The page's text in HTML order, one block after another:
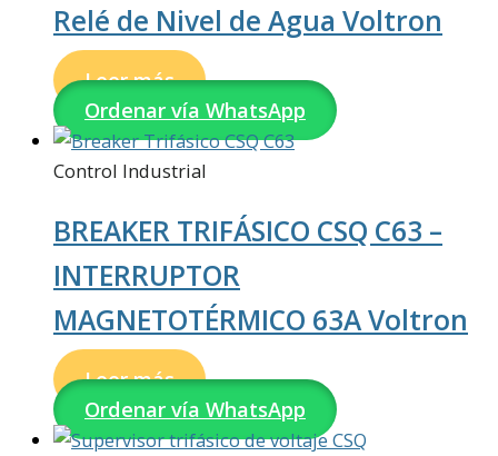
Relé de Nivel de Agua Voltron
Leer más
Ordenar vía WhatsApp
Control Industrial
BREAKER TRIFÁSICO CSQ C63 –
INTERRUPTOR
MAGNETOTÉRMICO 63A Voltron
Leer más
Ordenar vía WhatsApp